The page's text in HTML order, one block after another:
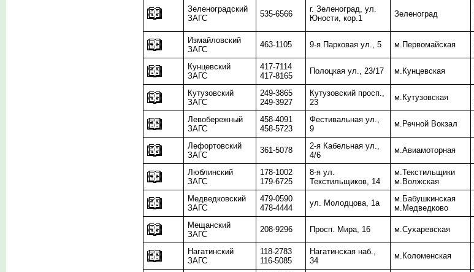
Зеленоградский
ЗАГС
535-6566
г. Зеленоград, ул.
Юности, кор.1
Зеленоград
Измайловский
ЗАГС
463-1105 9-я Парковая ул., 5 м.Первомайская
Кунцевский
ЗАГС
417-7114
417-8165
Полоцкая ул., 23/17 м.Кунцевская
Кутузовский
ЗАГС
249-3865
249-3927
Кутузовский просп.,
23
м.Кутузовская
Левобережный
ЗАГС
458-4091
458-5723
Фестивальная ул.,
9
м.Речной Вокзал
Лефортовский
ЗАГС
361-5078
2-я Кабельная ул.,
4/6
м.Авиамоторная
Люблинский
ЗАГС
178-1002
179-6725
8-я ул.
Текстильщиков, 14
м.Текстильщики
м.Волжская
Медведковский
ЗАГС
479-0590
478-4444
ул. Молодцова, 1а
м.Бабушкинская
м.Медведково
Мещанский
ЗАГС
208-9296 Просп. Мира, 16 м.Сухаревская
Нагатинский
ЗАГС
118-2783
116-5085
Нагатинская наб.,
34
м.Коломенская